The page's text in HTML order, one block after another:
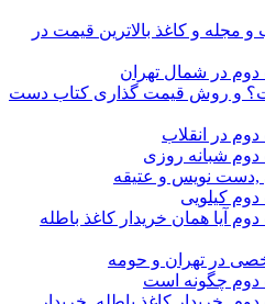
و مجله و کاغذ بالاترین قیمت در
در شمال تهران
و روش قیمت گذاری کتاب دست
در انقلاب
شبانه روزی
,دست نویس و عتیقه
کیلویی
آیا همان خریدار کاغذ باطله
در تهران و حومه
دوم چگونه است